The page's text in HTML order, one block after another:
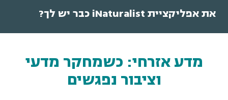
את אפליקציית iNaturalist כבר יש לך?
מדע אזרחי: כשמחקר מדעי
וציבור נפגשים